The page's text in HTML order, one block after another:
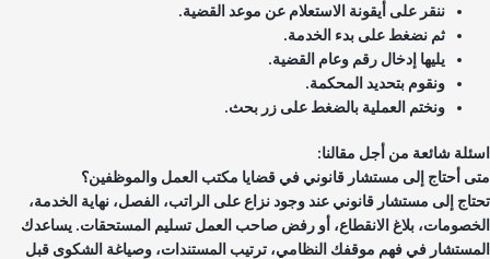
ننقر على أيقونة الاستعلام عن موعد القضية.
ثم نضغط على بدء الخدمة.
يليها إدخال رقم وعام القضية.
ونقوم بتحديد المحكمة.
ونختم العملية بالضغط على زر بحث.
شائعة من أجل مقالنا:
أحتاج إلى مستشار قانوني في قضايا مكتب العمل والموظفين؟
إلى مستشار قانوني عند وجود نزاع على الراتب، الفصل، نهاية الخدمة،
بلاغ الانقطاع، أو رفض صاحب العمل تسليم المستحقات. يساعدك
في فهم موقفك النظامي، ترتيب المستندات، وصياغة الشكوى قبل